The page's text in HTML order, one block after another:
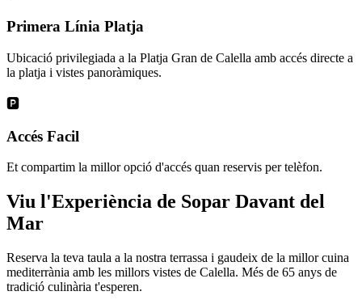
Primera Línia Platja
Ubicació privilegiada a la Platja Gran de Calella amb accés directe a
la platja i vistes panoràmiques.
🅿️
Accés Facil
Et compartim la millor opció d'accés quan reservis per telèfon.
Viu l'Experiència de Sopar Davant del
Mar
Reserva la teva taula a la nostra terrassa i gaudeix de la millor cuina
mediterrània amb les millors vistes de Calella. Més de 65 anys de
tradició culinària t'esperen.